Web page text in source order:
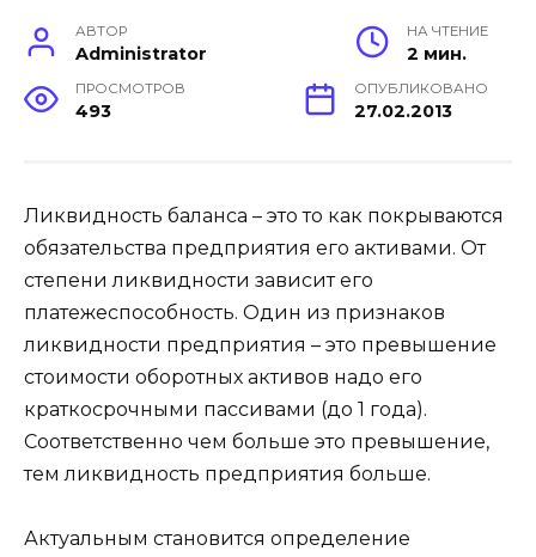
АВТОР
Administrator
НА ЧТЕНИЕ
2 мин.
ПРОСМОТРОВ
493
ОПУБЛИКОВАНО
27.02.2013
Ликвидность баланса – это то как покрываются
обязательства предприятия его активами. От
степени ликвидности зависит его
платежеспособность. Один из признаков
ликвидности предприятия – это превышение
стоимости оборотных активов надо его
краткосрочными пассивами (до 1 года).
Соответственно чем больше это превышение,
тем ликвидность предприятия больше.
Актуальным становится определение